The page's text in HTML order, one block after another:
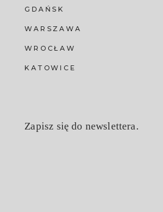
GDAŃSK
WARSZAWA
WROCŁAW
KATOWICE
Zapisz się do newslettera.